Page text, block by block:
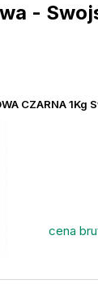
-
CZARNA
cena